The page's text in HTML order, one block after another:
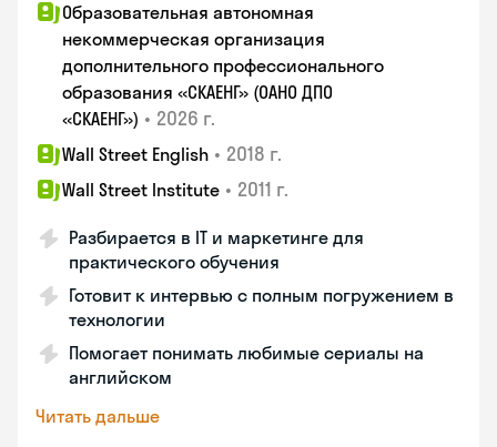
Образовательная автономная
некоммерческая организация
дополнительного профессионального
образования «СКАЕНГ» (ОАНО ДПО
«СКАЕНГ») • 2026 г.
Wall Street English • 2018 г.
Wall Street Institute • 2011 г.
Разбирается в IT и маркетинге для
практического обучения
Готовит к интервью с полным погружением в
технологии
Помогает понимать любимые сериалы на
английском
Читать дальше